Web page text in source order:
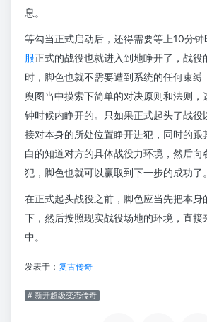
息。
等勾当正式启动后，还得需要等上10分钟
服正式的战役也就进入到地睁开了，战役
时，脚色也就不需要遭到系统的任何束缚
舆图当中摸索下简单的对决原则和法则
钟时候内睁开的。只如果正式起头了战役
接对本身的所处位置睁开进犯，同时的跟
白的知道对方的具体战役力环境，然后向
犯，脚色也就可以赢取到下一步的成功了。
在正式起头战役之前，脚色应当先把本身
下，然后按照现实战役场地的环境，直接
中。
发表于： 复古传奇
# 新开超级变态传奇